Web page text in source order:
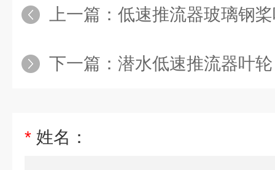
上一篇： 低速推流器玻璃钢
下一篇： 潜水低速推流器叶轮
* 姓名：